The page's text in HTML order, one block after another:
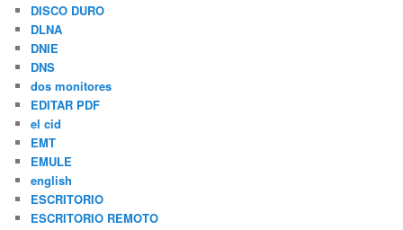
DISCO DURO
DLNA
DNIE
DNS
dos monitores
EDITAR PDF
el cid
EMT
EMULE
english
ESCRITORIO
ESCRITORIO REMOTO